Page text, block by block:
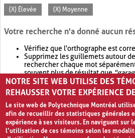
(X) Élevée (X) Moyenne
Votre recherche n'a donné aucun
Vérifiez que l'orthographe est
Supprimez les guillemets autour
rechercher chaque mot
souvent plus de résultat que
Envisagez d'élargir votre
retournera souvent plus de
NOTRE SITE WEB UTILISE DES
REHAUSSER VOTRE EXPÉRIENCE
Le site web de Polytechnique Montréal
afin de recueillir des statistiques générales
expérience à ses visiteurs. En naviguant sur
l’utilisation de ces témoins selon les